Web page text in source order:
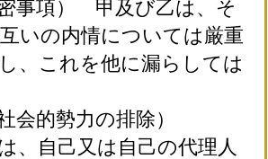
事項） 甲及び乙は、そ
いの内情については厳重
、これを他に漏らしては
会的勢力の排除）
、自己又は自己の代理人